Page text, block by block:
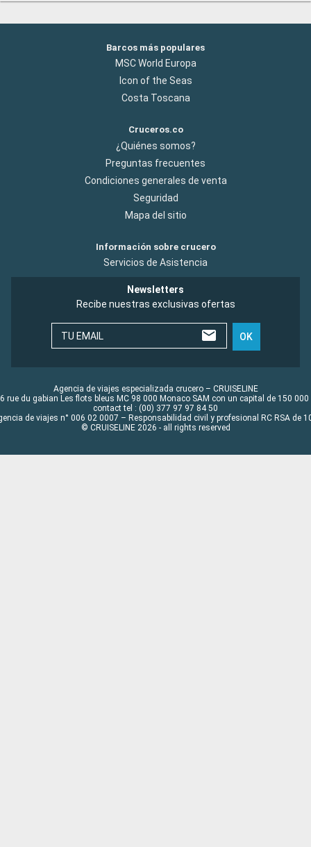
Barcos más populares
MSC World Europa
Icon of the Seas
Costa Toscana
Cruceros.co
¿Quiénes somos?
Preguntas frecuentes
Condiciones generales de venta
Seguridad
Mapa del sitio
Información sobre crucero
Servicios de Asistencia
Newsletters
Recibe nuestras exclusivas ofertas
TU EMAIL OK
Agencia de viajes especializada crucero – CRUISELINE
rue du gabian Les flots bleus MC 98 000 Monaco SAM con un capital de 150 000
contact tel : (00) 377 97 97 84 50
de viajes n° 006 02 0007 – Responsabilidad civil y profesional RC RSA de
© CRUISELINE 2026 - all rights reserved